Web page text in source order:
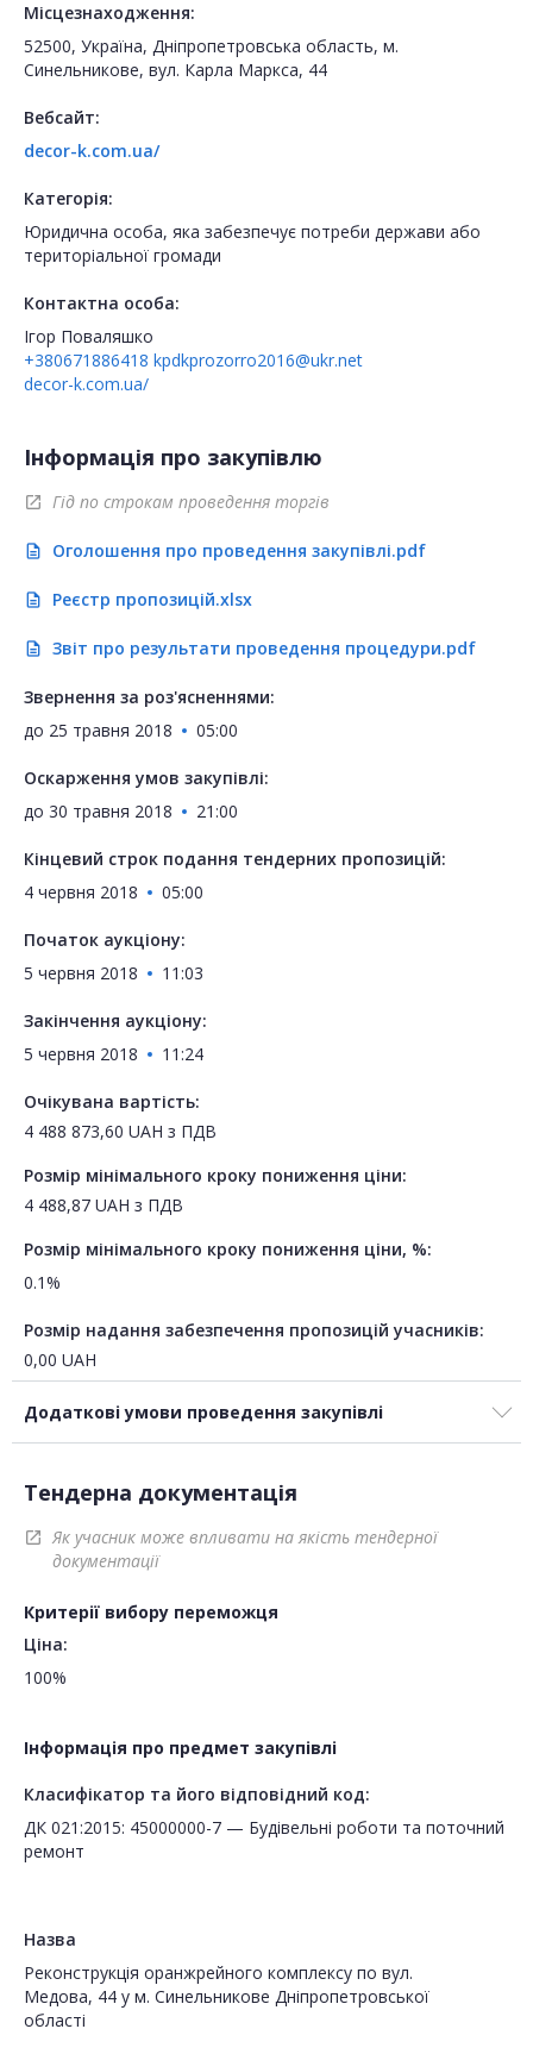
Місцезнаходження:
52500, Україна, Дніпропетровська область, м.
Синельникове, вул. Карла Маркса, 44
Вебсайт:
decor-k.com.ua/
Категорія:
Юридична особа, яка забезпечує потреби держави або
територіальної громади
Контактна особа:
Ігор Поваляшко
+380671886418 kpdkprozorro2016@ukr.net
decor-k.com.ua/
Інформація про закупівлю
open_in_new Гід по строкам проведення торгів
description Оголошення про проведення закупівлі.pdf
description Реєстр пропозицій.xlsx
description Звіт про результати проведення процедури.pdf
Звернення за роз'ясненнями:
до 25 травня 2018 05:00
Оскарження умов закупівлі:
до 30 травня 2018 21:00
Кінцевий строк подання тендерних пропозицій:
4 червня 2018
05:00
Початок аукціону:
5 червня 2018
11:03
Закінчення аукціону:
5 червня 2018
11:24
Очікувана вартість:
4 488 873,60 UAH з ПДВ
Розмір мінімального кроку пониження ціни:
4 488,87 UAH з ПДВ
Розмір мінімального кроку пониження ціни, %:
0.1%
Розмір надання забезпечення пропозицій учасників:
0,00 UAH
Додаткові умови проведення закупівлі
Тендерна документація
open_in_new
Як учасник може впливати на якість тендерної
документації
Критерії вибору переможця
Ціна:
100%
Інформація про предмет закупівлі
Класифікатор та його відповідний код:
ДК 021:2015: 45000000-7 — Будівельні роботи та поточний
ремонт
Назва
Реконструкція оранжрейного комплексу по вул.
Медова, 44 у м. Синельникове Дніпропетровської
області